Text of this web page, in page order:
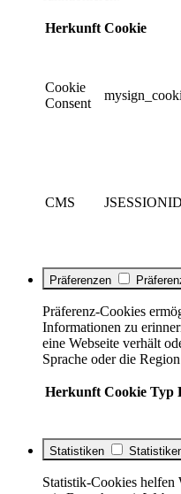
Herkunft Cookie
Cookie
Consent
CMS JSESSIONID
Präferenzen
Präferenz-Cookies
Informationen zu
eine Webseite verhält
Sprache oder die
Herkunft Cookie Typ
Statistiken
Statistik-Cookies helfen